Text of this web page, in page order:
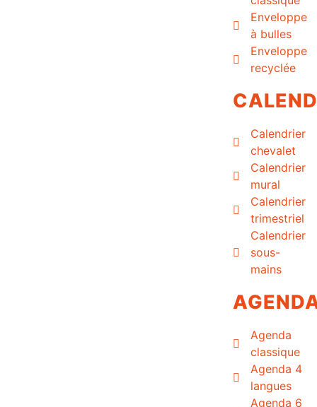
Enveloppe
à bulles
Enveloppe
recyclée
Calendrier
chevalet
Calendrier
mural
Calendrier
trimestriel
Calendrier
sous-
mains
Agenda
classique
Agenda 4
langues
Agenda 6